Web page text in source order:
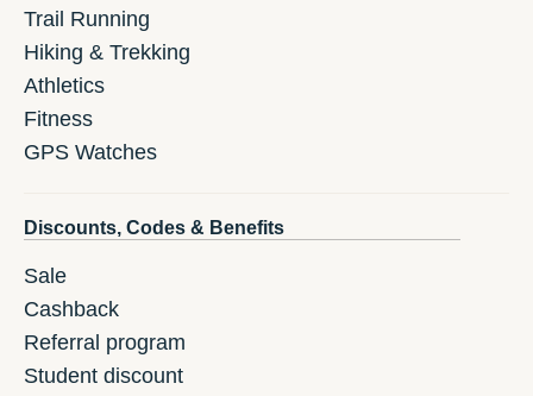
Trail Running
Hiking & Trekking
Athletics
Fitness
GPS Watches
Discounts, Codes & Benefits
Sale
Cashback
Referral program
Student discount